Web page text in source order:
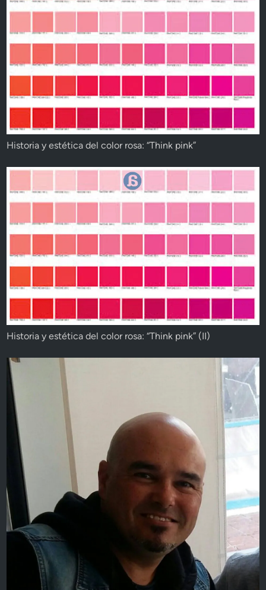
Historia y estética del color rosa: “Think pink”
Historia y estética del color rosa: “Think pink” (II)